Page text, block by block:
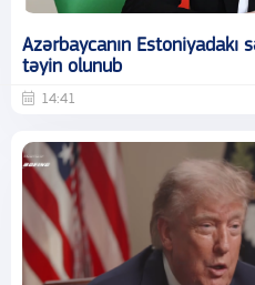
Azərbaycanın Estoniyadakı
təyin olunub
14:41